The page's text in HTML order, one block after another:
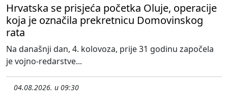
Hrvatska se prisjeća početka Oluje, operacije
koja je označila prekretnicu Domovinskog
rata
Na današnji dan, 4. kolovoza, prije 31 godinu započela
je vojno-redarstve...
04.08.2026. u 09:30